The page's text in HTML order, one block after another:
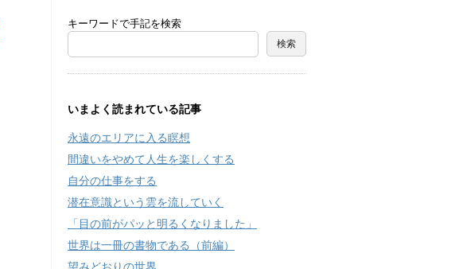
キーワードで手記を検索
いまよく読まれている記事
永遠のエリアに入る瞑想
間違いをやめて人生を楽しくする
自分の仕事をする
潜在意識という雲を流していく
「目の前がパッと明るくなりました」
世界は一冊の書物である（前編）
望みどおりの世界